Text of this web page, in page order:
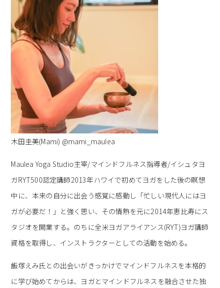
木田圭美(Mami) @mami_maulea
Maulea Yoga Studio主宰/マインドフルネス指導者/イシュタヨ
ガRYT500認定講師2013年ハワイで初めてヨガをした後の瞑想
中に、本来の自分に出会う感覚に感動し「忙しい現代人にはヨ
ガが必要だ！」と強く思い、その情熱を元に2014年恵比寿にス
タジオを開業する。のちに全米ヨガアライアンス(RYT)ヨガ講師
資格を取得し、インストラクターとしての活動を始める。
飯塚えみ氏との出会いがきっかけでマインドフルネスを本格的
に学び始めてからは、ヨガとマインドフルネスを融合させた独